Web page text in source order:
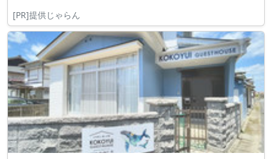
[PR]提供じゃらん